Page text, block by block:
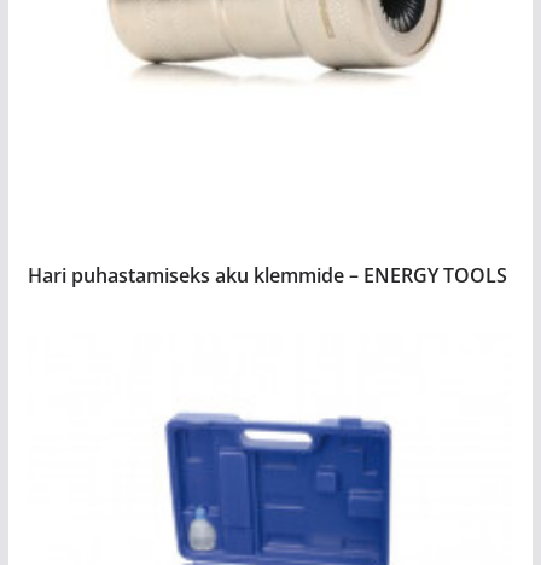
Hari puhastamiseks aku klemmide – ENERGY TOOLS